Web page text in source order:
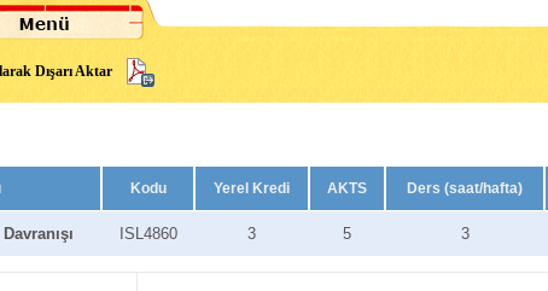
Dışarı Aktar
Kodu Yerel Kredi AKTS Ders (saat/hafta)
ISL4860 3 5 3